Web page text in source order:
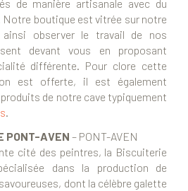
de manière artisanale avec du
Notre boutique est vitrée sur notre
ainsi observer le travail de nos
devant vous en proposant
différente. Pour clore cette
est offerte, il est également
de notre cave typiquement
.
PONT-AVEN – PONT-AVEN
cité des peintres, la Biscuiterie
dans la production de
dont la célèbre galette